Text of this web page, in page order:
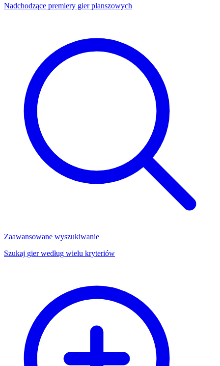
Nadchodzące premiery gier planszowych
Zaawansowane wyszukiwanie
Szukaj gier według wielu kryteriów